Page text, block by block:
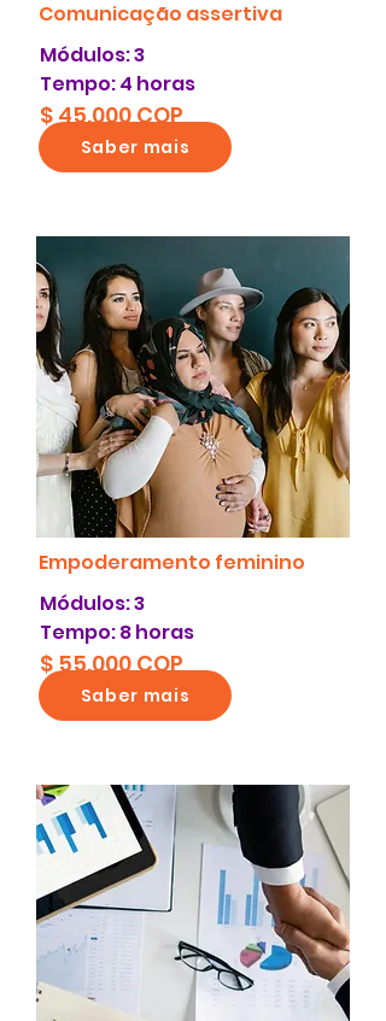
Comunicação assertiva
Módulos: 3
Tempo: 4 horas
$ 45.000 COP
Saber mais
Empoderamento feminino
Módulos: 3
Tempo: 8 horas
$ 55.000 COP
Saber mais